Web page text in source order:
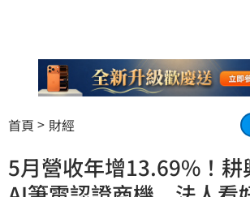
首頁 財經
5月營收年增13.69%！耕